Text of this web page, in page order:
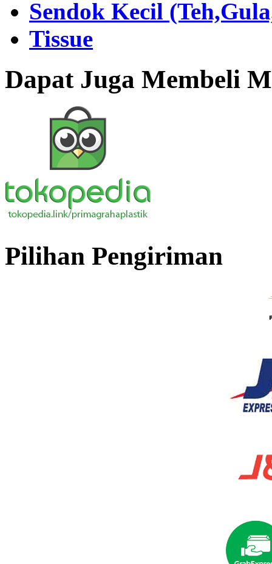
Sendok Kecil
Tissue
Dapat Juga Membeli
Pilihan Pengiriman